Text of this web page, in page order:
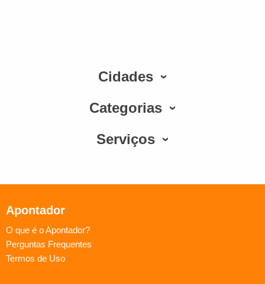
Cidades
Categorias
Serviços
Apontador
O que é o Apontador?
Perguntas Frequentes
Termos de Uso